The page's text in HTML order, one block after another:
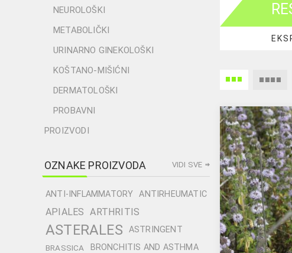
NEUROLOŠKI
METABOLIČKI
URINARNO GINEKOLOŠKI
KOŠTANO-MIŠIĆNI
DERMATOLOŠKI
PROBAVNI
PROIZVODI
OZNAKE PROIZVODA
ANTI-INFLAMMATORY ANTIRHEUMATIC
APIALES ARTHRITIS
ASTERALES ASTRINGENT
BRASSICA
BRONCHITIS AND ASTHMA
VIDI SVE